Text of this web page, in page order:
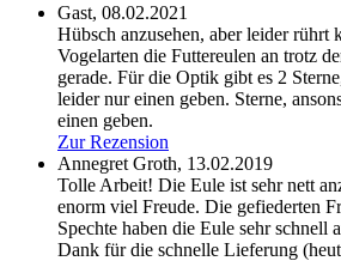
Gast, 08.02.2021
Hübsch anzusehen, aber leider rührt
Vogelarten die Futtereulen an trotz
gerade. Für die Optik gibt es 2
leider nur einen geben. Sterne,
einen geben.
Zur Rezension
Annegret Groth, 13.02.2019
Tolle Arbeit! Die Eule ist sehr nett
enorm viel Freude. Die gefiederten
Spechte haben die Eule sehr schnell
Dank für die schnelle Lieferung